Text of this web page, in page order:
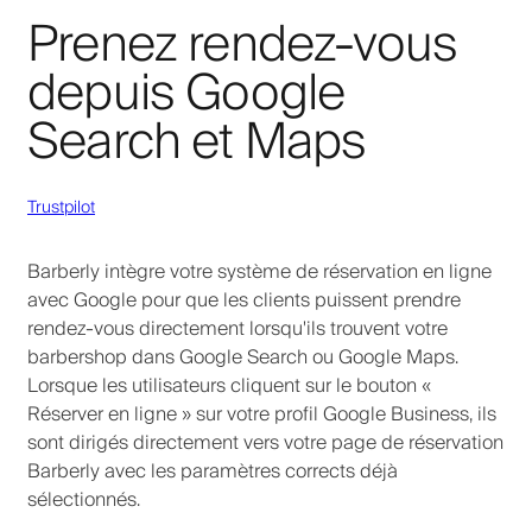
Prenez rendez-vous
depuis Google
Search et Maps
Trustpilot
Barberly intègre votre système de réservation en ligne
avec Google pour que les clients puissent prendre
rendez-vous directement lorsqu'ils trouvent votre
barbershop dans Google Search ou Google Maps.
Lorsque les utilisateurs cliquent sur le bouton «
Réserver en ligne » sur votre profil Google Business, ils
sont dirigés directement vers votre page de réservation
Barberly avec les paramètres corrects déjà
sélectionnés.